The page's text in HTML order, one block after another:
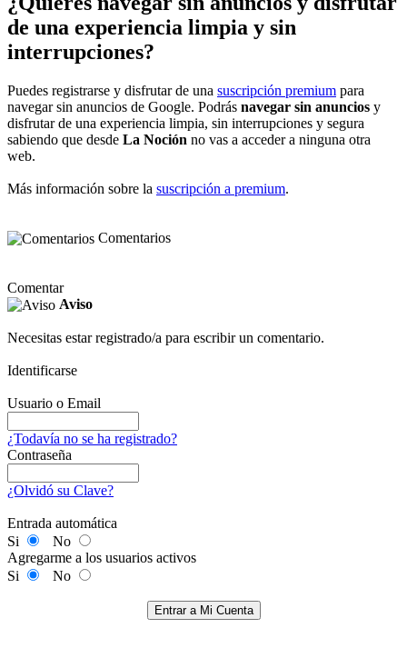
de una experiencia limpia y sin
interrupciones?
Puedes registrarse y disfrutar de una suscripción premium para
navegar sin anuncios de Google. Podrás navegar sin anuncios y
disfrutar de una experiencia limpia, sin interrupciones y segura
sabiendo que desde La Noción no vas a acceder a ninguna otra
web.
Más información sobre la suscripción a premium.
Comentarios
Comentar
Aviso
Necesitas estar registrado/a para escribir un comentario.
Identificarse
Usuario o Email
¿Todavía no se ha registrado?
Contraseña
¿Olvidó su Clave?
Entrada automática
Si
No
Agregarme a los usuarios activos
Si
No
Entrar a Mi Cuenta